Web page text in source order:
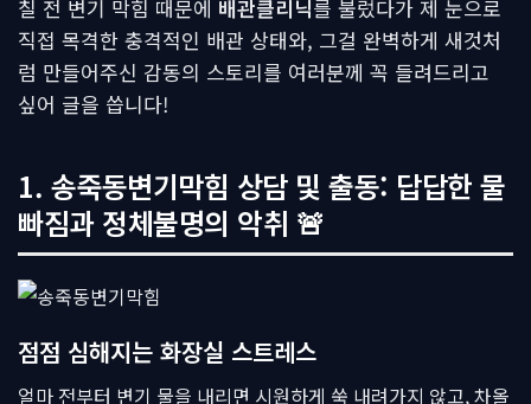
칠 전 변기 막힘 때문에 배관클리닉를 불렀다가 제 눈으로
직접 목격한 충격적인 배관 상태와, 그걸 완벽하게 새것처
럼 만들어주신 감동의 스토리를 여러분께 꼭 들려드리고
싶어 글을 씁니다!
1. 송죽동변기막힘 상담 및 출동: 답답한 물
빠짐과 정체불명의 악취 🚨
점점 심해지는 화장실 스트레스
얼마 전부터 변기 물을 내리면 시원하게 쑥 내려가지 않고, 차올